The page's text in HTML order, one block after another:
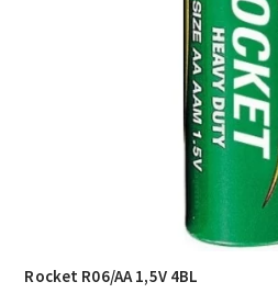
Rocket R06/AA 1,5V 4BL